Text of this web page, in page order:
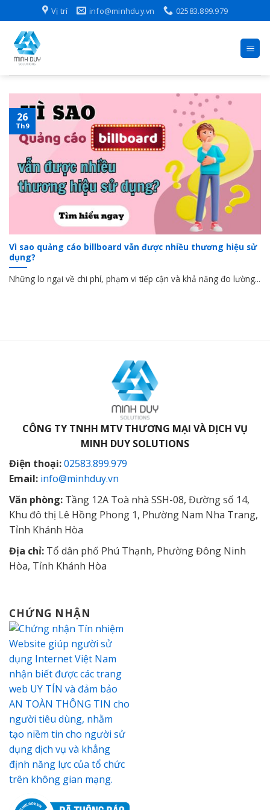
to
content
Vị trí info@minhduy.vn 02583.899.979
Vì sao quảng cáo billboard vẫn được nhiều thương hiệu sử
dụng?
Những lo ngại về chi phí, phạm vi tiếp cận và khả năng đo lường...
26
Th9
CÔNG TY TNHH MTV THƯƠNG MẠI VÀ DỊCH VỤ
MINH DUY SOLUTIONS
Điện thoại:02583.899.979
Email: info@minhduy.vn
Văn phòng: Tầng 12A Toà nhà SSH-08, Đường số 14,
Khu đô thị Lê Hồng Phong 1, Phường Nam Nha Trang,
Tỉnh Khánh Hòa
Địa chỉ: Tổ dân phố Phú Thạnh, Phường Đông Ninh
Hòa, Tỉnh Khánh Hòa
CHỨNG NHẬN